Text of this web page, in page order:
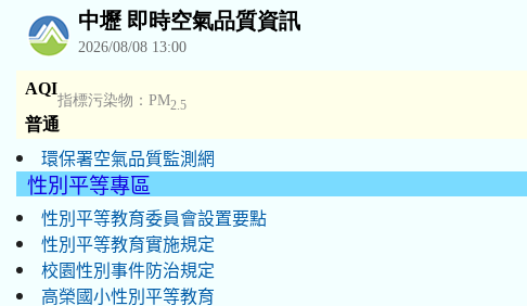
環保署空氣品質監測網
性別平等專區
性別平等教育委員會設置要點
性別平等教育實施規定
校園性別事件防治規定
高榮國小性別平等教育